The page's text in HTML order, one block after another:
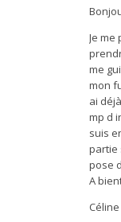
Je
me
mon
ai
mp d
suis
partie
pose
A